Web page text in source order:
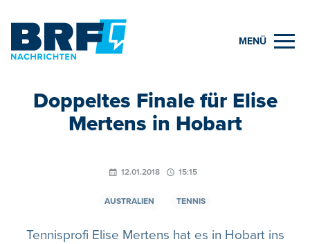
MENÜ
Doppeltes Finale für Elise
Mertens in Hobart
12.01.2018 15:15
AUSTRALIEN TENNIS
Tennisprofi Elise Mertens hat es in Hobart ins